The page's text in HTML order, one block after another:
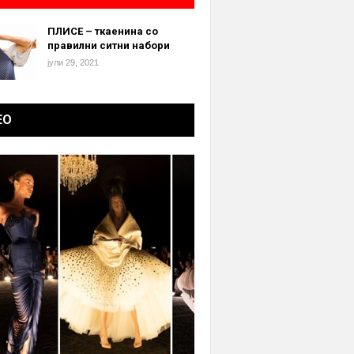
ПЛИСЕ – ткаенина со
правилни ситни набори
јули 29, 2021